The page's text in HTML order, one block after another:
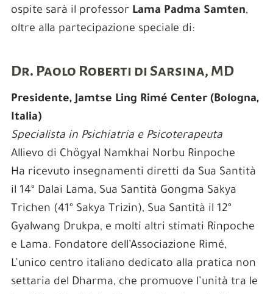
ospite sarà il professorLama Padma Samten,
oltre alla partecipazione speciale di:
Dr. Paolo Roberti di Sarsina, MD
Presidente, Jamtse Ling Rimé Center (Bologna,
Italia)
Specialista in Psichiatria e Psicoterapeuta
Allievo di Chögyal Namkhai Norbu Rinpoche
Ha ricevuto insegnamenti diretti da Sua Santità
il 14º Dalai Lama, Sua Santità Gongma Sakya
Trichen (41º Sakya Trizin), Sua Santità il 12º
Gyalwang Drukpa, e molti altri stimati Rinpoche
e Lama. Fondatore dell’Associazione Rimé,
L’unico centro italiano dedicato alla pratica non
settaria del Dharma, che promuove l’unità tra le